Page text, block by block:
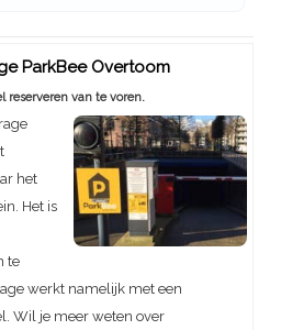
ParkBee Overtoom
reserveren van te voren.
het
Het is
te
werkt namelijk met een
Wil je meer weten over